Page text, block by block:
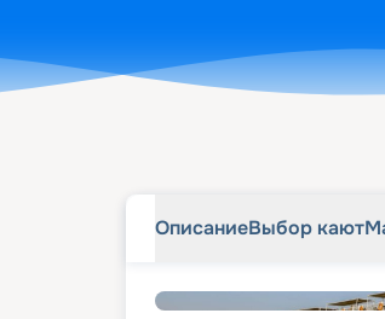
ОписаниеВыбор кают